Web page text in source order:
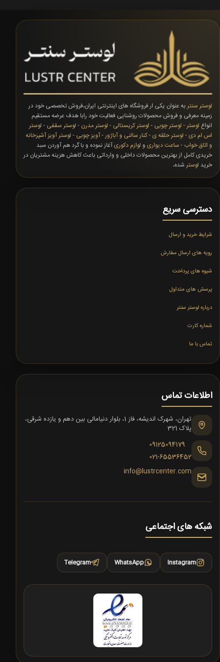
لوستر سنتر به عنوان یکی ار فروشگاه های اینترنتی ایران،فروش تخصصی خود در
زمینه معرفی و فروش محصولات روشنایی فعالیت خود رابا هدف عرضه مستقیم
انواع لوستر - لوستر چوبی - لوستر کریستالی - لوستر مدرن - لوستر سقفی - لوستر
اس ام دی- لوستر حلقه ی-کنار سالنی و آباژور-آویز چوبی - لوستر آویز آشپزخانه
و اتاق خواب - ساعت دیواری و لوازم دکوریآغاز نموده و با گرد هم آوردن سبد
خریدی کامل از بهترین محصولات داخلی و وارداتی باعث کاهش هزینه مشتریان در
خرید لوستر شده،
دسترسی سریع
شرایط خرید و ارسال
رویه های ارسال سفارش
شیوه های پرداخت
پرسش های متداول
درباره لوستر سنتر
شماره کارت
تماس با ما
اطلاعات تماس
تهران، شهرک اندیشه، فاز 1، بلوار دنیامالی بین دهم و یازده شرقی،
پلاک 321
09125094179
021-65536452
info@lustrcenter.com
شبکه های اجتماعی
Instagram
WhatsApp
Telegram